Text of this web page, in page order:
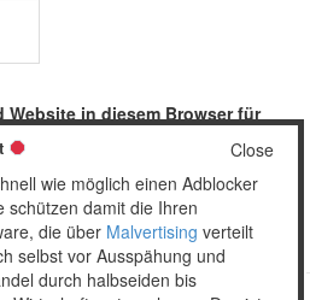
Website in diesem Browser für
speichern.
Close
wie möglich einen Adblocker
schützen damit die Ihren
die über Malvertising verteilt
selbst vor Ausspähung und
durch halbseiden bis